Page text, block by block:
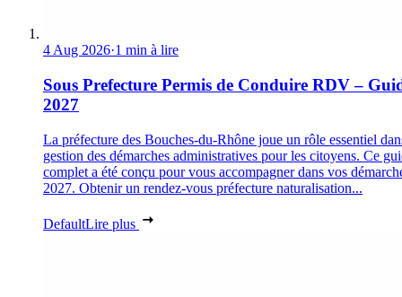
4 Aug 2026·1 min à lire
Sous Prefecture Permis de Conduire RDV –
2027
La préfecture des Bouches-du-Rhône joue un rôle essentiel
gestion des démarches administratives pour les citoyens. Ce
complet a été conçu pour vous accompagner dans vos
2027. Obtenir un rendez-vous préfecture naturalisation...
DefaultLire plus